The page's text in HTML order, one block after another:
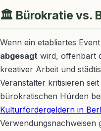
🏛️ Bürokratie vs.
Wenn ein etabliertes
abgesagt wird, offenbart
kreativer Arbeit und
Veranstalter kritisieren
bürokratischen Hürden
Kulturfördergeldern in
Verwendungsnachweisen